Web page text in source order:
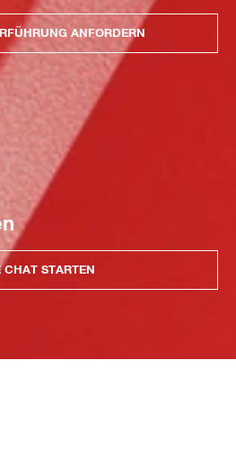
ANFORDERN
CHAT STARTEN